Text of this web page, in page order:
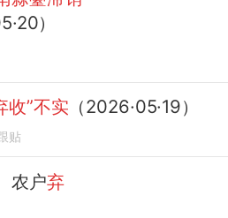
）
收”不实 （2026·05·19）
贴
农户弃